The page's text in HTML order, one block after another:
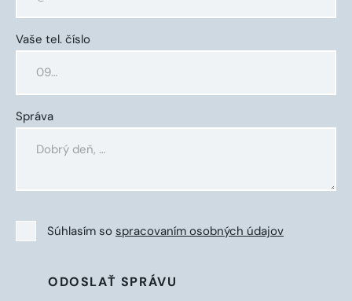
Vaše tel. číslo
Správa
Súhlasím so spracovaním osobných údajov
ODOSLAŤ SPRÁVU